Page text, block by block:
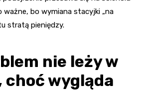
ważne, bo wymiana stacyjki „na
stratą pieniędzy.
nie leży w
choć wygląda